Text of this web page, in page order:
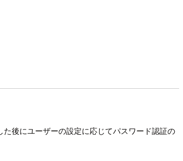
後にユーザーの設定に応じてパスワード認証の